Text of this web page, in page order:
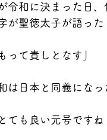
令和に決まった日
が聖徳太子が語った
って貴しとなす」
は日本と同義にな
ても良い元号ですね